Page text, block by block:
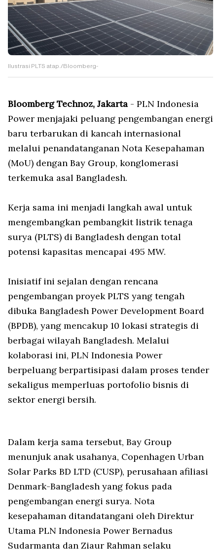
Ilustrasi PLTS atap./Bloomberg-
Bloomberg Technoz, Jakarta - PLN Indonesia
Power menjajaki peluang pengembangan energi
baru terbarukan di kancah internasional
melalui penandatanganan Nota Kesepahaman
(MoU) dengan Bay Group, konglomerasi
terkemuka asal Bangladesh.
Kerja sama ini menjadi langkah awal untuk
mengembangkan pembangkit listrik tenaga
surya (PLTS) di Bangladesh dengan total
potensi kapasitas mencapai 495 MW.
Inisiatif ini sejalan dengan rencana
pengembangan proyek PLTS yang tengah
dibuka Bangladesh Power Development Board
(BPDB), yang mencakup 10 lokasi strategis di
berbagai wilayah Bangladesh. Melalui
kolaborasi ini, PLN Indonesia Power
berpeluang berpartisipasi dalam proses tender
sekaligus memperluas portofolio bisnis di
sektor energi bersih.
Dalam kerja sama tersebut, Bay Group
menunjuk anak usahanya, Copenhagen Urban
Solar Parks BD LTD (CUSP), perusahaan afiliasi
Denmark-Bangladesh yang fokus pada
pengembangan energi surya. Nota
kesepahaman ditandatangani oleh Direktur
Utama PLN Indonesia Power Bernadus
Sudarmanta dan Ziaur Rahman selaku